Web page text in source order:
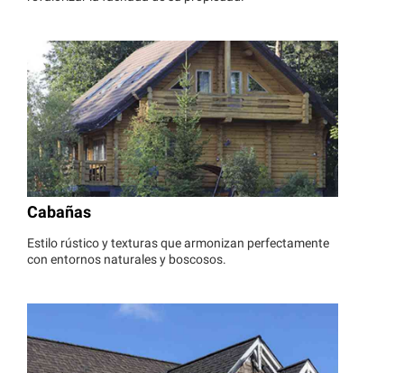
Cabañas
Estilo rústico y texturas que armonizan perfectamente
con entornos naturales y boscosos.